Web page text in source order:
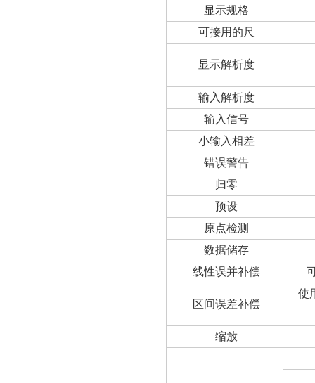
显示规格
可接用的尺
显示解析度
输入解析度
输入信号
小输入相差
错误警告
归零
预设
原点检测
数据储存
线性误并补偿
区间误差补偿
使
缩放